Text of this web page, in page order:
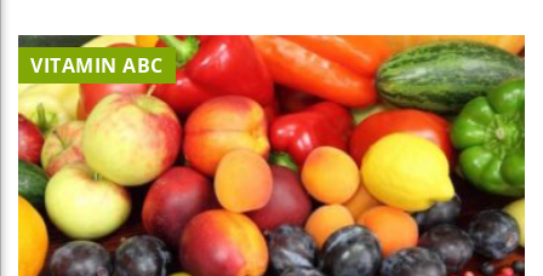
VITAMIN ABC